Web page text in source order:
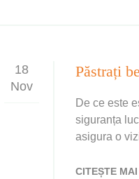
18
Nov
De ce este
siguranța
asigura o
CITEȘTE